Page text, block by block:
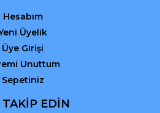
Hesabım
Üyelik
Üye Girişi
Unuttum
Sepetiniz
EDİN